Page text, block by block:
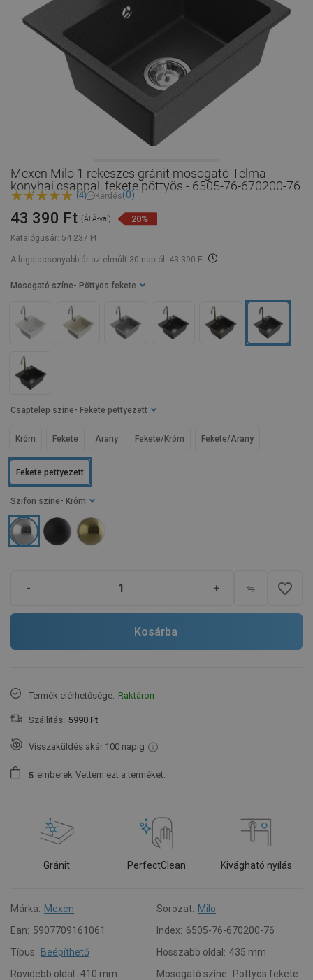
Mexen Milo 1 rekeszes gránit mosogató Telma
konyhai csappal, fekete pöttyös - 6505-76-670200-76
(4) Kérdés(0)
Katalógusár: 54 237 Ft
43 390 Ft (ÁFÁ-val) 20%
A legalacsonyabb ár az elmúlt 30 naptól: 43 390 Ft
Szifon színe - Króm
Mosogató színe - Pöttyös fekete
Csaptelep színe - Fekete pettyezett
Arany
Króm Fekete Fekete/Arany
Fekete/Króm
Fekete pettyezett
- + favorite_border
Kosárba
Termék elérhetősége: Raktáron
Szállítás: 5990 Ft
Visszaküldés akár 100 napig
5 emberek Vettem ezt a terméket.
Gránit PerfectClean Kivágható nyílás
Márka: Mexen Sorozat: Milo
Ean: 5907709161061 Index: 6505-76-670200-76
Típus: Beépíthető Hosszabb oldal: 435 mm
Rövidebb oldal: 410 mm Mosogató színe: Pöttyös fekete